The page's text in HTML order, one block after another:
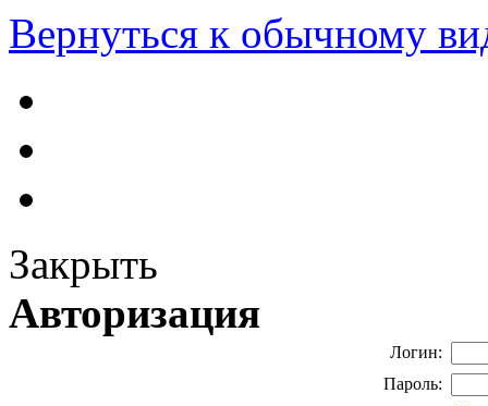
Вернуться к обычному
Закрыть
Авторизация
Логин:
Пароль: